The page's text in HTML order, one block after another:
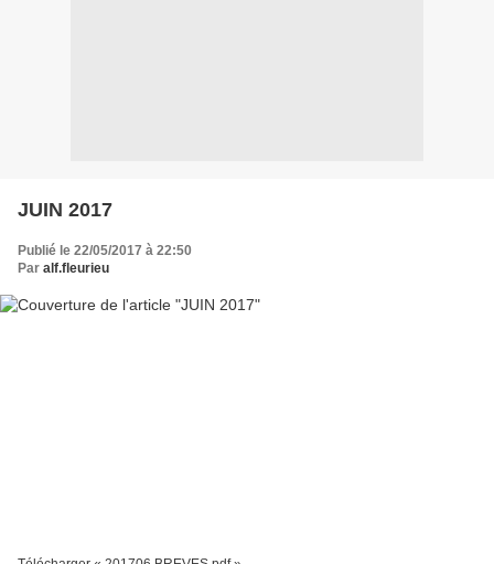
JUIN 2017
Publié le 22/05/2017 à 22:50
Par alf.fleurieu